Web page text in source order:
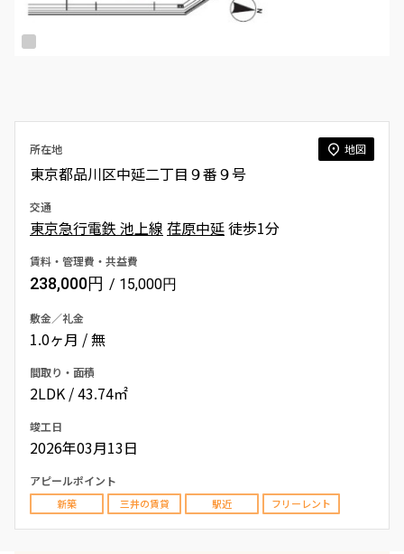
所在地 地図
東京都品川区中延二丁目９番９号
交通
東京急行電鉄 池上線 荏原中延徒歩1分
賃料・管理費・共益費
238,000円 / 15,000円
敷金／礼金
1.0ヶ月 / 無
間取り・面積
2LDK / 43.74㎡
竣工日
2026年03月13日
アピールポイント
新築 三井の賃貸 駅近 フリーレント